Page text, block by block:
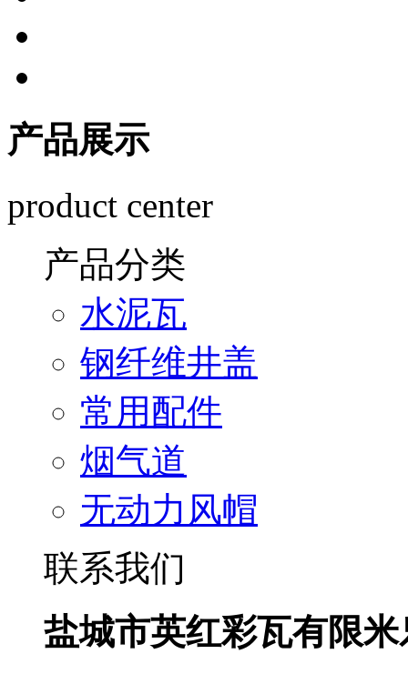
产品展示
product center
产品分类
水泥瓦
钢纤维井盖
常用配件
烟气道
无动力风帽
联系我们
盐城市英红彩瓦有限